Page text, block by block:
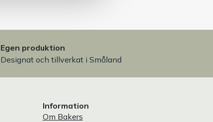
Egen produktion
Designat och tillverkat i Småland
Information
Om Bakers